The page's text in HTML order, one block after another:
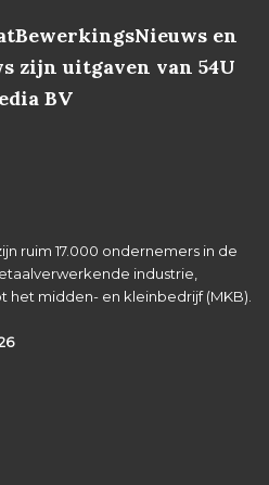
en
zijn uitgaven van 54U
BV
ruim 17.000 ondernemers in de
industrie,
het midden- en kleinbedrijf (MKB).